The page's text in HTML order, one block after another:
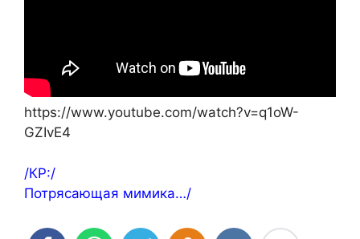
https://www.youtube.com/watch?v=q1oW-
GZIvE4
/КР:/
Потрясающая мимика…/